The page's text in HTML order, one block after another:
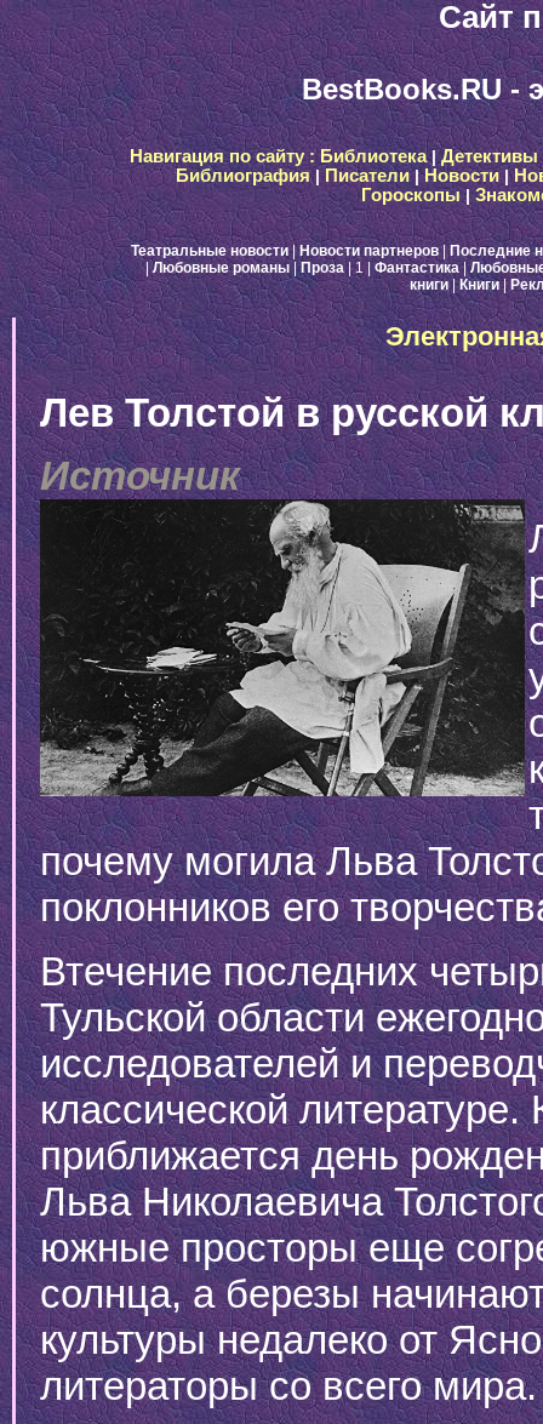
Сайт
BestBooks.RU -
Навигация по сайту : Библиотека|Детективы
Библиография| Писатели|Новости |
Гороскопы|
Театральные новости|Новости партнеров| Последние
|Любовные романы |Проза| 1 Фантастика|
книги| Книги|
Лев Толстой в русской
Источник
почему могила Льва
поклонников его
Втечение последних
Тульской области
исследователей и
классической
приближается день
Льва Николаевича
южные просторы еще
солнца, а березы
культуры недалеко от
литераторы со всего мира.